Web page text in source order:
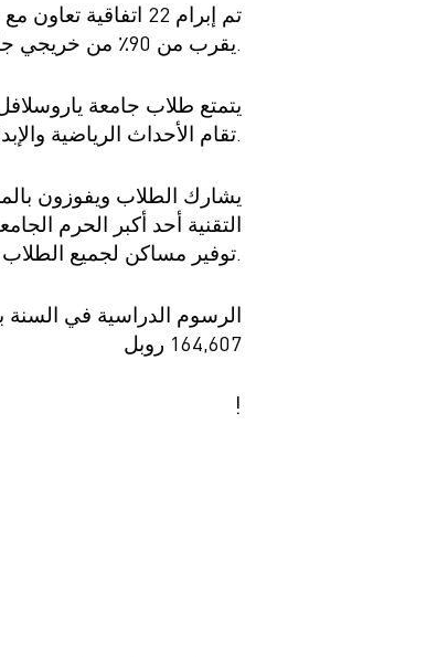
تم إبرام 22
يقرب من 90٪ من خريجي جامعة ياروسلافل التقنية بنجاح. يجد الكثيرون عملاً أثناء الدراسة.
يتمتع طلاب جامعة
تقام الأحداث الرياضية والإبداعية والعلمية والاجتماعية.
يشارك الطلاب ويفوزون
توفير مساكن لجميع الطلاب غير المقيمين.
164,607 روبل
!